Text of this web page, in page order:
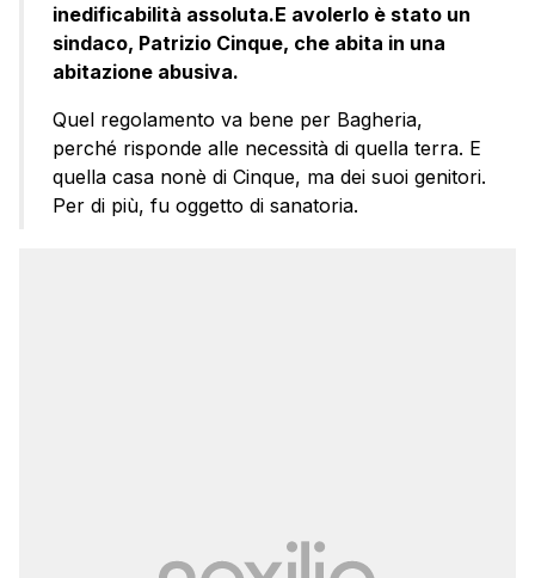
inedificabilità assoluta.E avolerlo è stato un
sindaco, Patrizio Cinque, che abita in una
abitazione abusiva.
Quel regolamento va bene per Bagheria,
perché risponde alle necessità di quella terra. E
quella casa nonè di Cinque, ma dei suoi genitori.
Per di più, fu oggetto di sanatoria.